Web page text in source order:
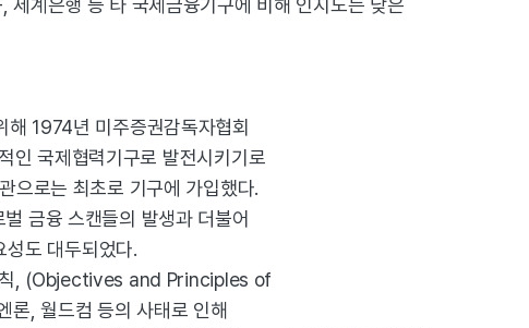
계은행 등 타 국제금융기구에 비해 인지도는 낮은
1974년 미주증권감독자협회
국제협력기구로 발전시키기로
으로는 최초로 기구에 가입했다.
금융 스캔들의 발생과 더불어
도 대두되었다.
칙, (Objectives and Principles of
론, 월드컴 등의 사태로 인해